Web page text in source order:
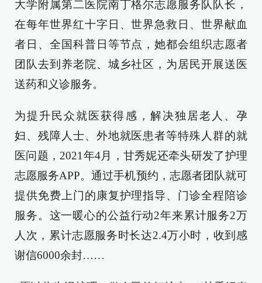
大学附属第二医院南丁格尔志愿服务队队长，
在每年世界红十字日、世界急救日、世界献血
者日、全国科普日等节点，她都会组织志愿者
团队去到养老院、城乡社区，为居民开展送医
送药和义诊服务。
为提升民众就医获得感，解决独居老人、孕
妇、残障人士、外地就医患者等特殊人群的就
医问题，2021年4月，甘秀妮还牵头研发了护理
志愿服务APP。通过手机预约，志愿者团队就可
提供免费上门的康复护理指导、门诊全程陪诊
服务。这一暖心的公益行动2年来累计服务2万
人次，累计志愿服务时长达2.4万小时，收到感
谢信6000余封……